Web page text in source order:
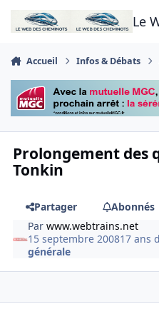
Aller au contenu
Le
Accueil Infos & Débats
Prolongement des
Tonkin
Partager
Abonnés
Parwww.webtrains.net
15 septembre 200817 ans
générale